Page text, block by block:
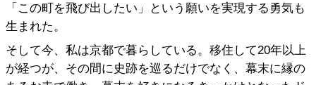
「この町を飛び出したい」という願いを実現する勇気も
生まれた。
そして今、私は京都で暮らしている。移住して20年以上
が経つが、その間に史跡を巡るだけでなく、幕末に縁の